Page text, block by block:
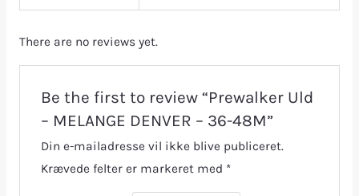
There are no reviews yet.
Be the first to review “Prewalker Uld
– MELANGE DENVER – 36-48M”
Din e-mailadresse vil ikke blive publiceret.
Krævede felter er markeret med *